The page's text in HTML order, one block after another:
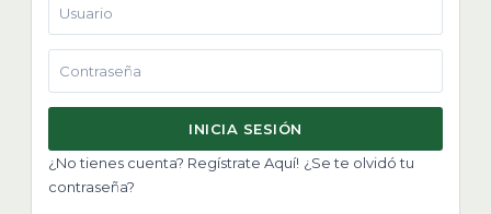
INICIA SESIÓN
¿No tienes cuenta? Regístrate Aquí! ¿Se te olvidó tu
contraseña?